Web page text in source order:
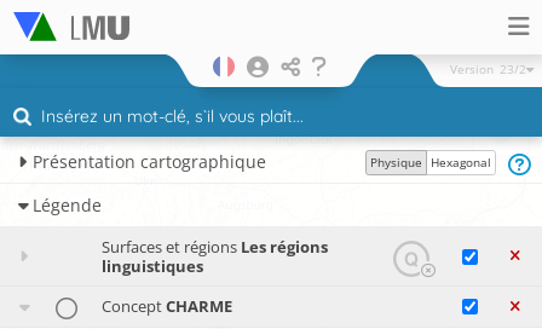
Version 23/2
Présentation cartographique Physique Hexagonal
Légende
Surfaces et régions Les régions
linguistiques
ConceptCHARME